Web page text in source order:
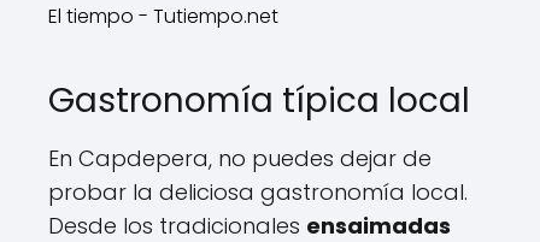
El tiempo - Tutiempo.net
Gastronomía típica local
En Capdepera, no puedes dejar de
probar la deliciosa gastronomía local.
Desde los tradicionales ensaimadas